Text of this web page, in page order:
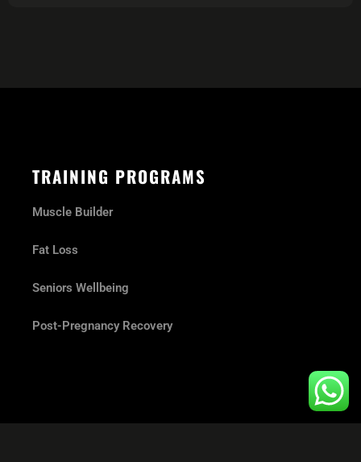
TRAINING PROGRAMS
Muscle Builder
Fat Loss
Seniors Wellbeing
Post-Pregnancy Recovery